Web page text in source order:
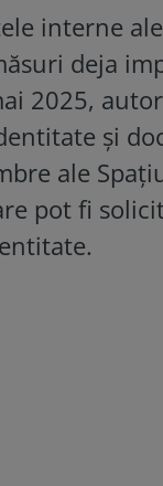
interne
deja
2025,
și
ale
pot fi